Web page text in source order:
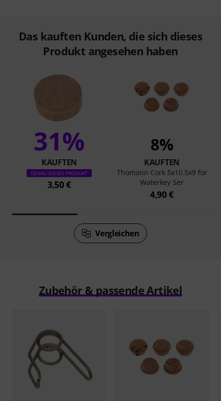
Das kauften Kunden, die sich dieses
Produkt angesehen haben
31%
KAUFTEN
GENAU DIESES PRODUKT
3,50 €
8%
KAUFTEN
Thomann Cork 5x10.5x9 for
Waterkey 5er
4,90 €
Vergleichen
Zubehör & passende Artikel